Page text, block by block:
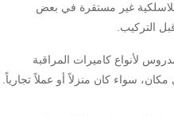
غير مستقرة في بعض
التركيب.
لأنواع كاميرات المراقبة
سواء كان منزلاً أو عملاً تجارياً.